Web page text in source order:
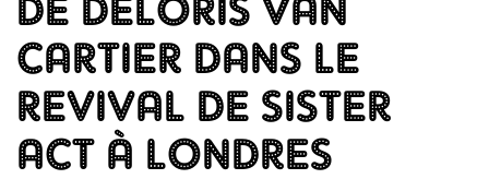
CARTIER DANS LE
REVIVAL DE SISTER
ACT À LONDRES